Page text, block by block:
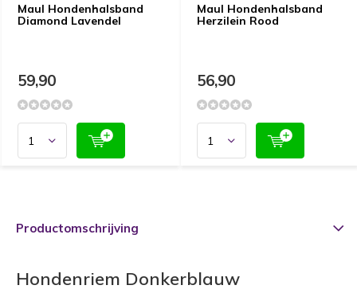
Maul Hondenhalsband
Diamond Lavendel
59,90
Maul Hondenhalsband
Herzilein Rood
56,90
Productomschrijving
Hondenriem Donkerblauw